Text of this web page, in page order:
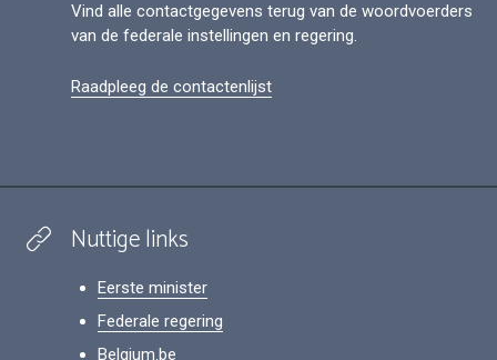
Vind alle contactgegevens terug van de woordvoerders
van de federale instellingen en regering.
Raadpleeg de contactenlijst
Nuttige links
Eerste minister
Federale regering
Belgium.be